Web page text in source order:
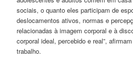
sociais, o quanto eles participam de
deslocamentos ativos, normas e
relacionadas à imagem corporal e à
corporal ideal, percebido e real”,
trabalho.